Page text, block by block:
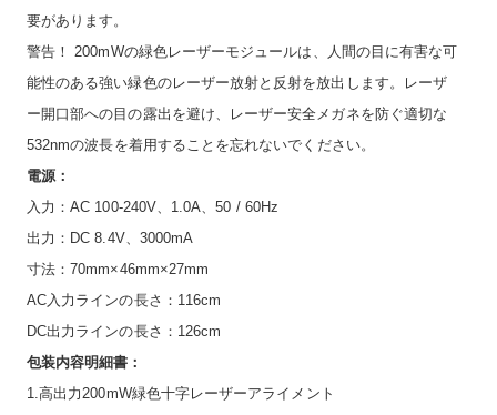
要があります。
警告！ 200mWの緑色レーザーモジュールは、人間の目に有害な可
能性のある強い緑色のレーザー放射と反射を放出します。レーザ
ー開口部への目の露出を避け、レーザー安全メガネを防ぐ適切な
532nmの波長を着用することを忘れないでください。
電源：
入力：AC 100-240V、1.0A、50 / 60Hz
出力：DC 8.4V、3000mA
寸法：70mm×46mm×27mm
AC入力ラインの長さ：116cm
DC出力ラインの長さ：126cm
包装内容明細書：
1.高出力200mW緑色十字レーザーアライメント